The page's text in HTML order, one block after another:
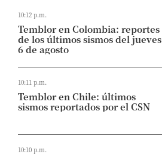
10:12 p.m.
Temblor en Colombia: reportes
de los últimos sismos del jueves
6 de agosto
10:11 p.m.
Temblor en Chile: últimos
sismos reportados por el CSN
10:10 p.m.